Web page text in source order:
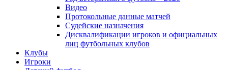
Видео
Протокольные данные матчей
Судейские назначения
Дисквалификации игроков и официальных
лиц футбольных клубов
Клубы
Игроки